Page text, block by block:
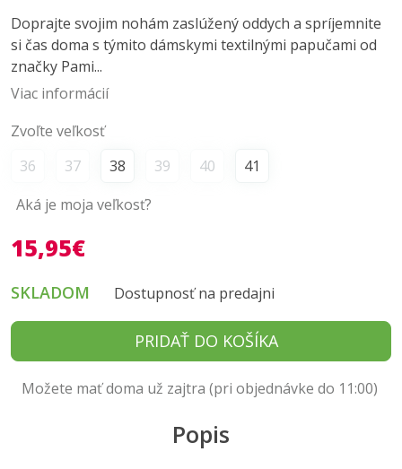
Doprajte svojim nohám zaslúžený oddych a spríjemnite
si čas doma s týmito dámskymi textilnými papučami od
značky Pami...
Viac informácií
Zvoľte veľkosť
36
37 38 39 40
41
Aká je moja veľkosť?
15,95€
SKLADOM Dostupnosť na predajni
PRIDAŤ DO KOŠÍKA
Možete mať doma už zajtra (pri objednávke do 11:00)
Popis